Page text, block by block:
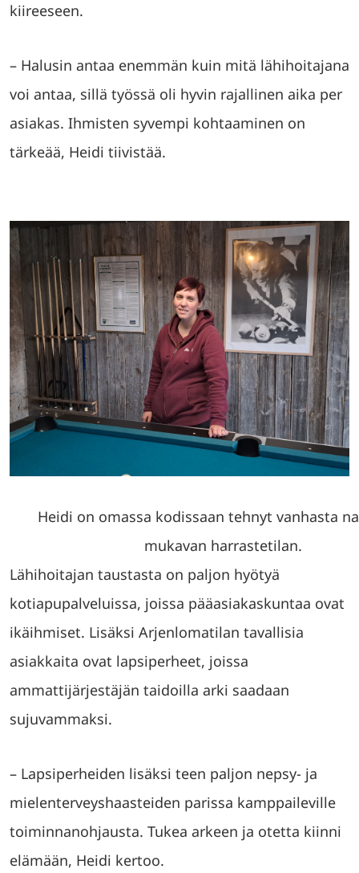
kiireeseen.
– Halusin antaa enemmän kuin mitä lähihoitajana
voi antaa, sillä työssä oli hyvin rajallinen aika per
asiakas. Ihmisten syvempi kohtaaminen on
tärkeää, Heidi tiivistää.
Heidi on omassa kodissaan tehnyt vanhasta
mukavan harrastetilan.
Lähihoitajan taustasta on paljon hyötyä
kotiapupalveluissa, joissa pääasiakaskuntaa ovat
ikäihmiset. Lisäksi Arjenlomatilan tavallisia
asiakkaita ovat lapsiperheet, joissa
ammattijärjestäjän taidoilla arki saadaan
sujuvammaksi.
– Lapsiperheiden lisäksi teen paljon nepsy- ja
mielenterveyshaasteiden parissa kamppaileville
toiminnanohjausta. Tukea arkeen ja otetta kiinni
elämään, Heidi kertoo.